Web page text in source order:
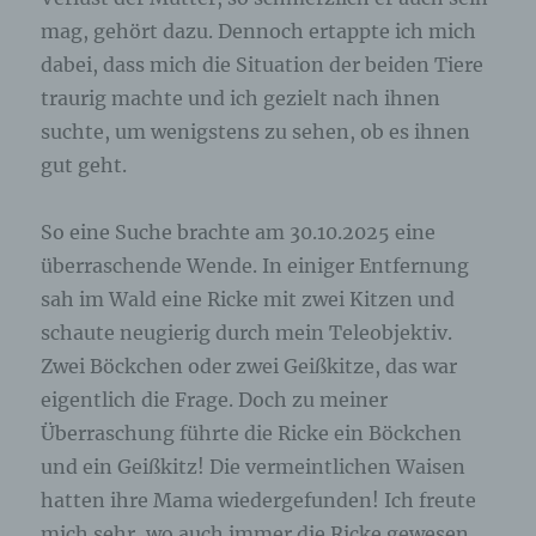
mag, gehört dazu. Dennoch ertappte ich mich
dabei, dass mich die Situation der beiden Tiere
traurig machte und ich gezielt nach ihnen
suchte, um wenigstens zu sehen, ob es ihnen
gut geht.
So eine Suche brachte am 30.10.2025 eine
überraschende Wende. In einiger Entfernung
sah im Wald eine Ricke mit zwei Kitzen und
schaute neugierig durch mein Teleobjektiv.
Zwei Böckchen oder zwei Geißkitze, das war
eigentlich die Frage. Doch zu meiner
Überraschung führte die Ricke ein Böckchen
und ein Geißkitz! Die vermeintlichen Waisen
hatten ihre Mama wiedergefunden! Ich freute
angegebenen personenbezogenen Daten
gespeichert.
Registrierung auf unserer Internetseite
Die betroffene Person hat die Möglichkeit, sich auf
der Internetseite des für die Verarbeitung
personenbezogenen Daten zu registrieren.
Welche personenbezogenen Daten dabei an den
für die Verarbeitung Verantwortlichen übermittelt
werden, ergibt sich aus der jeweiligen
Eingabemaske, die für die Registrierung
verwendet wird. Die von der betroffenen Person
ausschließlich für die interne Verwendung bei dem
für die Verarbeitung Verantwortlichen und für
eigene Zwecke erhoben und gespeichert. Der für
die Verarbeitung Verantwortliche kann die
Weitergabe an einen oder mehrere
Paketdienstleister, veranlassen, der die
personenbezogenen Daten ebenfalls